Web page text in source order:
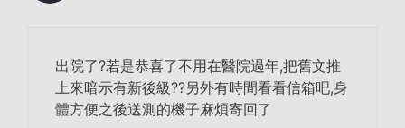
出院了?若是恭喜了不用在醫院過年,把舊文推
上來暗示有新後級??另外有時間看看信箱吧,身
體方便之後送測的機子麻煩寄回了